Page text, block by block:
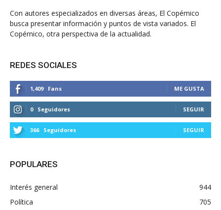
Con autores especializados en diversas áreas, El Copérnico
busca presentar información y puntos de vista variados. El
Copérnico, otra perspectiva de la actualidad.
REDES SOCIALES
1,409 Fans ME GUSTA
0 Seguidores SEGUIR
366 Seguidores SEGUIR
POPULARES
Interés general
944
Política
705